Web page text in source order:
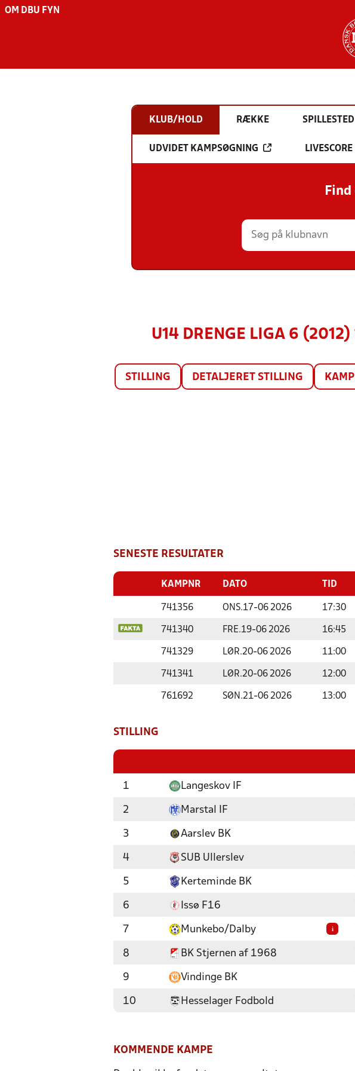
OM DBU FYN
KLUB/HOLD RÆKKE SPILLESTED
UDVIDET KAMPSØGNING LIVESCORE
U14 DRENGE LIGA 6
STILLING DETALJERET STILLING
SENESTE RESULTATER
KAMPNR DATO TID
741356 ONS.17-06 2026 17:30
741340 FRE.19-06 2026 16:45
741329 LØR.20-06 2026 11:00
741341 LØR.20-06 2026 12:00
761692 SØN.21-06 2026 13:00
STILLING
1 Langeskov IF
2 Marstal IF
3 Aarslev BK
4 SUB Ullerslev
5 Kerteminde BK
6 Issø F16
7 Munkebo/Dalby i
8 BK Stjernen af 1968
9 Vindinge BK
10 Hesselager Fodbold
KOMMENDE KAMPE